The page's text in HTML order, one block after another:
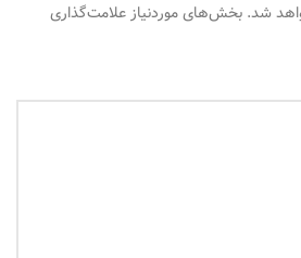
شد. بخش‌های موردنیاز علامت‌گذاری